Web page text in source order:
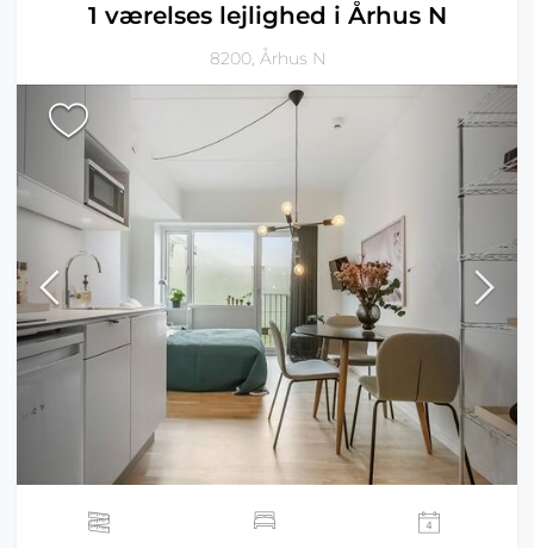
1 værelses lejlighed i Århus N
8200, Århus N